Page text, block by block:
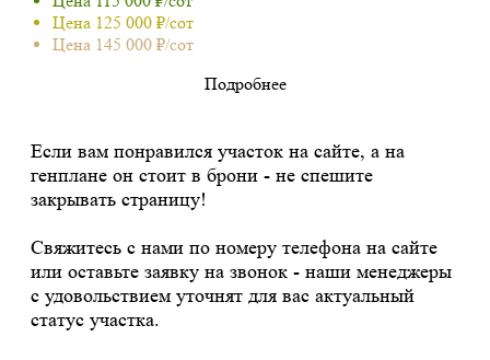
Цена 125 000 ₽/сот
Цена 145 000 ₽/сот
Подробнее
Если вам понравился участок на сайте, а на
генплане он стоит в брони - не спешите
закрывать страницу!
Свяжитесь с нами по номеру телефона на сайте
или оставьте заявку на звонок - наши менеджеры
с удовольствием уточнят для вас актуальный
статус участка.